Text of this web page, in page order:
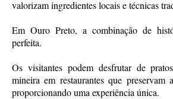
valorizam ingredientes locais e técnicas
Em Ouro Preto, a combinação de
perfeita.
Os visitantes podem desfrutar de
mineira em restaurantes que preservam
proporcionando uma experiência única.